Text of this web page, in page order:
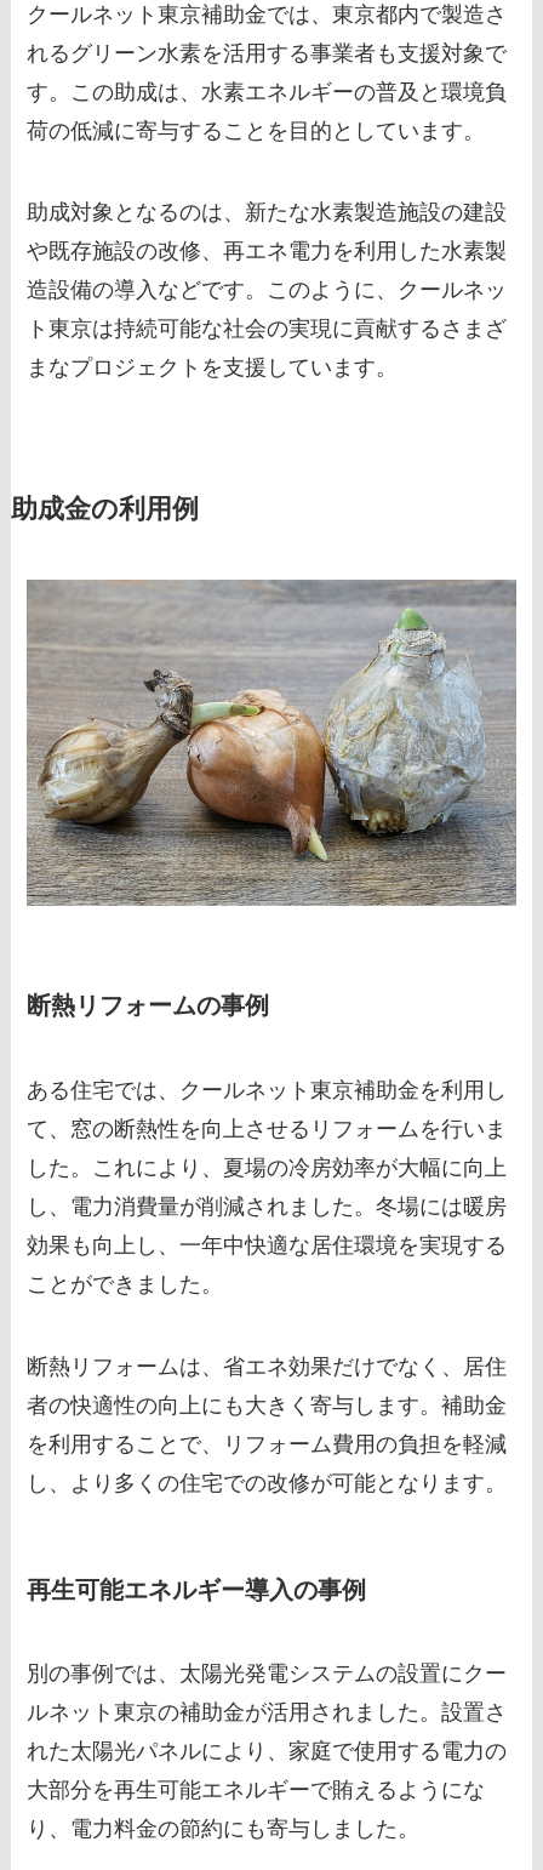
クールネット東京補助金では、東京都内で製造さ
れるグリーン水素を活用する事業者も支援対象で
す。この助成は、水素エネルギーの普及と環境負
荷の低減に寄与することを目的としています。
助成対象となるのは、新たな水素製造施設の建設
や既存施設の改修、再エネ電力を利用した水素製
造設備の導入などです。このように、クールネッ
ト東京は持続可能な社会の実現に貢献するさまざ
まなプロジェクトを支援しています。
助成金の利用例
断熱リフォームの事例
ある住宅では、クールネット東京補助金を利用し
て、窓の断熱性を向上させるリフォームを行いま
した。これにより、夏場の冷房効率が大幅に向上
し、電力消費量が削減されました。冬場には暖房
効果も向上し、一年中快適な居住環境を実現する
ことができました。
断熱リフォームは、省エネ効果だけでなく、居住
者の快適性の向上にも大きく寄与します。補助金
を利用することで、リフォーム費用の負担を軽減
し、より多くの住宅での改修が可能となります。
再生可能エネルギー導入の事例
別の事例では、太陽光発電システムの設置にクー
ルネット東京の補助金が活用されました。設置さ
れた太陽光パネルにより、家庭で使用する電力の
大部分を再生可能エネルギーで賄えるようにな
り、電力料金の節約にも寄与しました。